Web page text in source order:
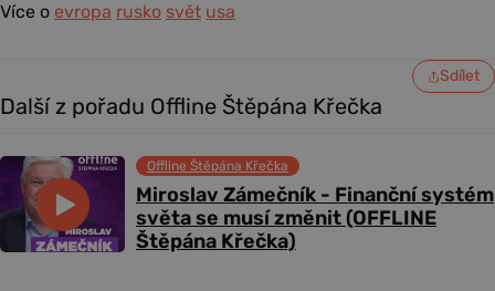
Více o evropa rusko svět usa
Sdílet
Další z pořadu Offline Štěpána Křečka
Miroslav Zámečník - Finanční systém
světa se musí změnit (OFFLINE
Štěpána Křečka)
Offline Štěpána Křečka